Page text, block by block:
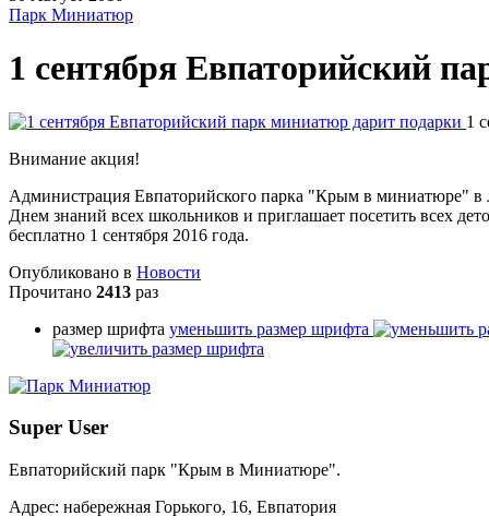
Парк Миниатюр
1 сентября Евпаторийский
1
Внимание акция!
Администрация Евпаторийского парка "Крым в миниатюре" в
Днем знаний всех школьников и приглашает посетить всех
бесплатно 1 сентября 2016 года.
Опубликовано в Новости
Прочитано 2413 раз
размер шрифта уменьшить размер шрифта
Super User
Евпаторийский парк "Крым в Миниатюре".
Адрес: набережная Горького, 16, Евпатория